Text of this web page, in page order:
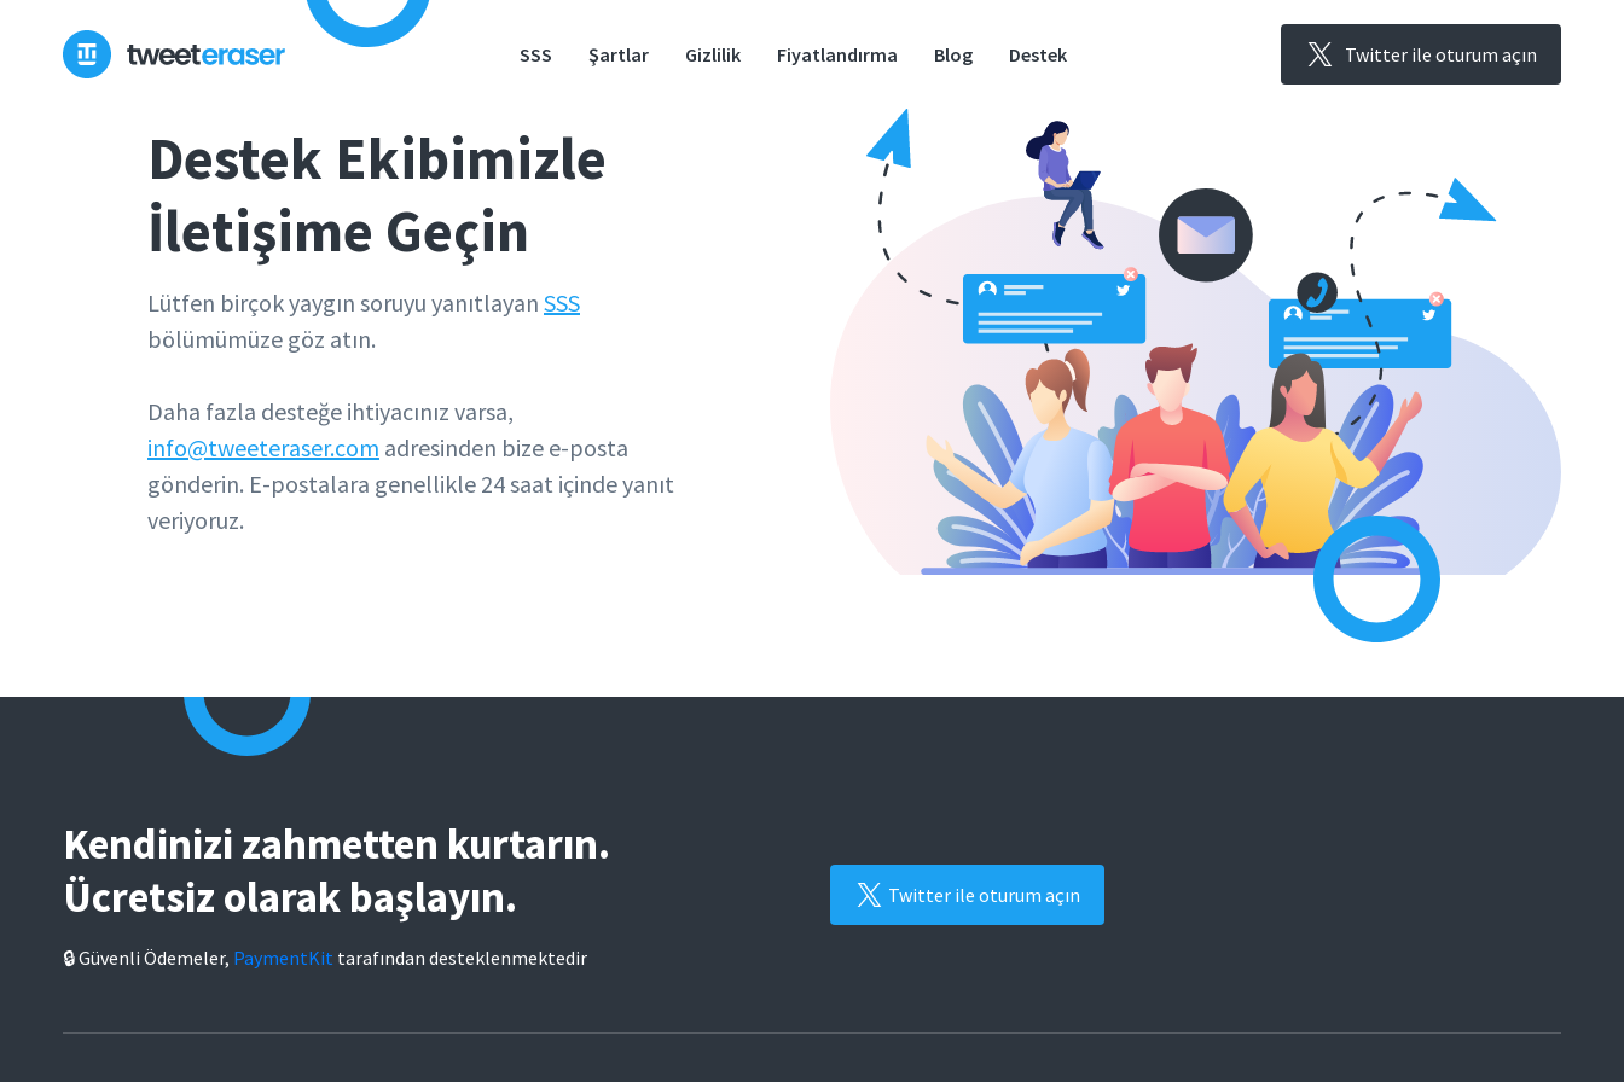
SSS Şartlar Gizlilik Fiyatlandırma Blog Destek Twitter ile oturum açın
Destek Ekibimizle
İletişime Geçin
Lütfen birçok yaygın soruyu yanıtlayan SSS
bölümümüze göz atın.
Daha fazla desteğe ihtiyacınız varsa,
info@tweeteraser.com adresinden bize e-posta
gönderin. E-postalara genellikle 24 saat içinde yanıt
veriyoruz.
Kendinizi zahmetten kurtarın.
Ücretsiz olarak başlayın.
🔒 Güvenli Ödemeler, PaymentKit tarafından desteklenmektedir
Twitter ile oturum açın